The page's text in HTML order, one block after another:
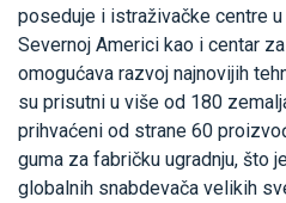
poseduje i istraživačke centre u
Severnoj Americi kao i centar
omogućava razvoj najnovijih
su prisutni u više od 180
prihvaćeni od strane 60
guma za fabričku ugradnju, što
globalnih snabdevača velikih